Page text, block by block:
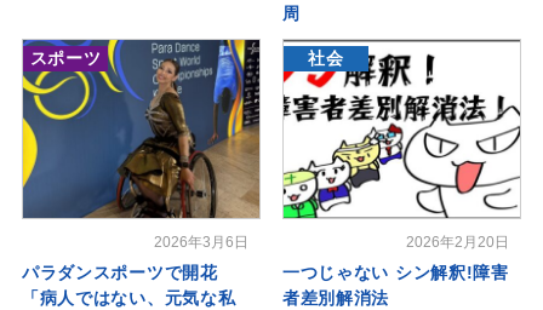
周
スポーツ
2026年3月6日
パラダンスポーツで開花
「病人ではない、元気な私
社会
2026年2月20日
一つじゃない シン解釈!障害
者差別解消法